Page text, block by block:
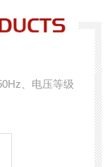
、电压等级